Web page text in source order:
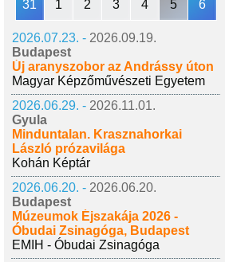
31 1 2 3 4 5 6
2026.07.23. - 2026.09.19.
Budapest
Új aranyszobor az Andrássy úton
Magyar Képzőművészeti Egyetem
2026.06.29. - 2026.11.01.
Gyula
Minduntalan. Krasznahorkai
László prózavilága
Kohán Képtár
2026.06.20. - 2026.06.20.
Budapest
Múzeumok Éjszakája 2026 -
Óbudai Zsinagóga, Budapest
EMIH - Óbudai Zsinagóga